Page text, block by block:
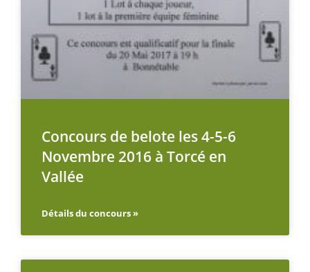
Concours de belote les 4-5-6
Novembre 2016 à Torcé en
Vallée
Détails du concours »